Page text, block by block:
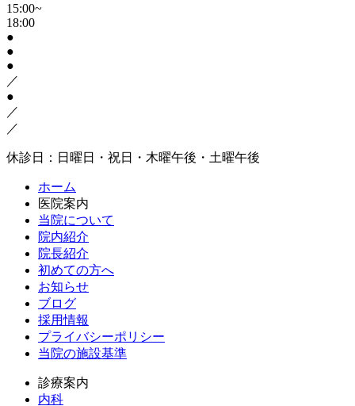
15:00~
18:00
●
●
●
／
●
／
／
休診日：日曜日・祝日・木曜午後・土曜午後
ホーム
医院案内
当院について
院内紹介
院長紹介
初めての方へ
お知らせ
ブログ
採用情報
プライバシーポリシー
当院の施設基準
診療案内
内科